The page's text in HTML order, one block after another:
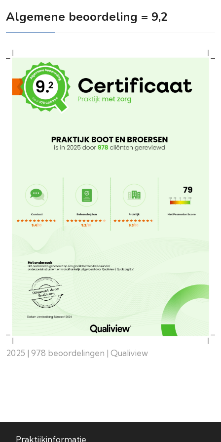
Algemene beoordeling = 9,2
2025 | 978 beoordelingen | Qualiview
Praktijkinformatie